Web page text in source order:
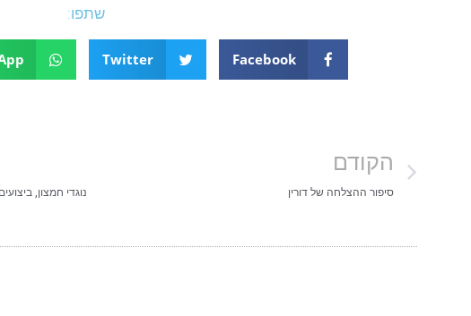
שתפו:
Facebook
Twitter
הקודם
סיפור ההצלחה של דורין